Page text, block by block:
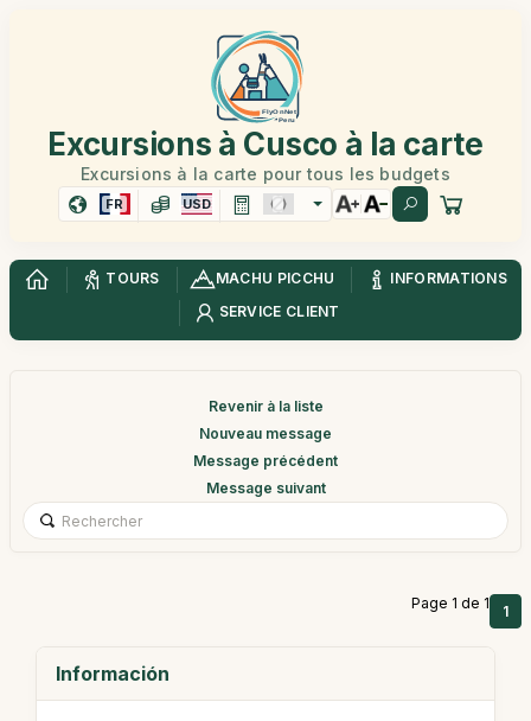
Excursions à Cusco à la carte
Excursions à la carte pour tous les budgets
FR USD
TOURS MACHU PICCHU
INFORMATIONS
SERVICE CLIENT
Revenir à la liste
Nouveau message
Message précédent
Message suivant
Page 1 de 1 1
Información